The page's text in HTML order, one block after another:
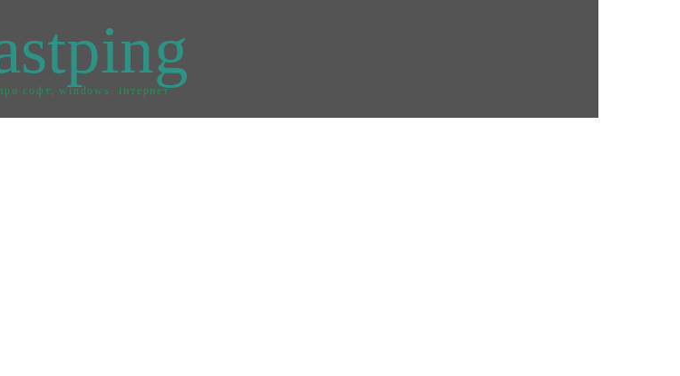
софт, windows, інтернет